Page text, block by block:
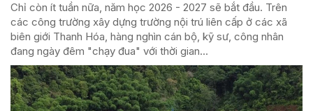
Chỉ còn ít tuần nữa, năm học 2026 - 2027 sẽ bắt đầu. Trên
các công trường xây dựng trường nội trú liên cấp ở các xã
biên giới Thanh Hóa, hàng nghìn cán bộ, kỹ sư, công nhân
đang ngày đêm "chạy đua" với thời gian...